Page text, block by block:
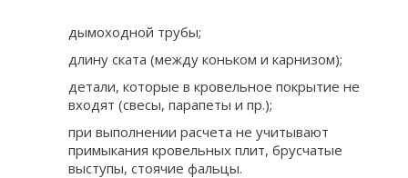
дымоходной трубы;
длину ската (между коньком и карнизом);
детали, которые в кровельное покрытие не
входят (свесы, парапеты и пр.);
при выполнении расчета не учитывают
примыкания кровельных плит, брусчатые
выступы, стоячие фальцы.